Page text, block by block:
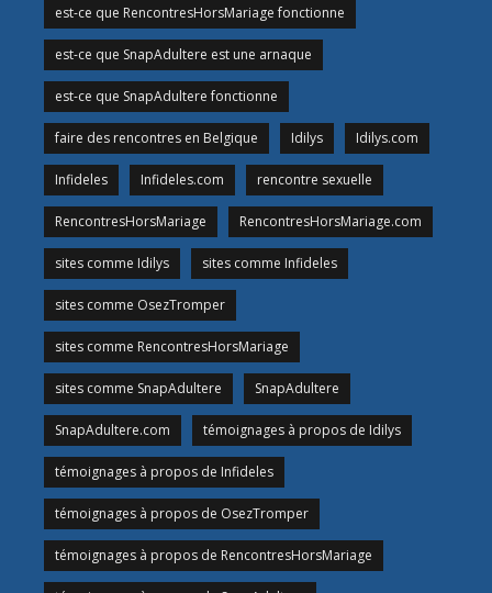
est-ce que RencontresHorsMariage fonctionne
est-ce que SnapAdultere est une arnaque
est-ce que SnapAdultere fonctionne
faire des rencontres en Belgique Idilys Idilys.com
Infideles Infideles.com rencontre sexuelle
RencontresHorsMariage RencontresHorsMariage.com
sites comme Idilys sites comme Infideles
sites comme OsezTromper
sites comme RencontresHorsMariage
sites comme SnapAdultere SnapAdultere
SnapAdultere.com témoignages à propos de Idilys
témoignages à propos de Infideles
témoignages à propos de OsezTromper
témoignages à propos de RencontresHorsMariage